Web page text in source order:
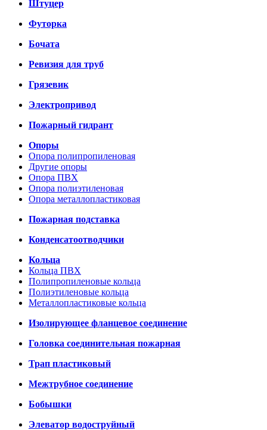
Штуцер
Футорка
Бочата
Ревизия для труб
Грязевик
Электропривод
Пожарный гидрант
Опоры
Опора полипропиленовая
Другие опоры
Опора ПВХ
Опора полиэтиленовая
Опора металлопластиковая
Пожарная подставка
Конденсатоотводчики
Кольца
Кольца ПВХ
Полипропиленовые кольца
Полиэтиленовые кольца
Металлопластиковые кольца
Изолирующее фланцевое соединение
Головка соединительная пожарная
Трап пластиковый
Межтрубное соединение
Бобышки
Элеватор водоструйный